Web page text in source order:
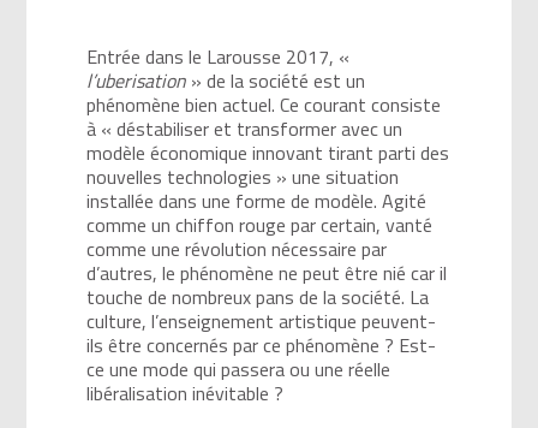
Entrée dans le Larousse 2017, «
l’uberisation » de la société est un
phénomène bien actuel. Ce courant consiste
à « déstabiliser et transformer avec un
modèle économique innovant tirant parti des
nouvelles technologies » une situation
installée dans une forme de modèle. Agité
comme un chiffon rouge par certain, vanté
comme une révolution nécessaire par
d’autres, le phénomène ne peut être nié car il
touche de nombreux pans de la société. La
culture, l’enseignement artistique peuvent-
ils être concernés par ce phénomène ? Est-
ce une mode qui passera ou une réelle
libéralisation inévitable ?